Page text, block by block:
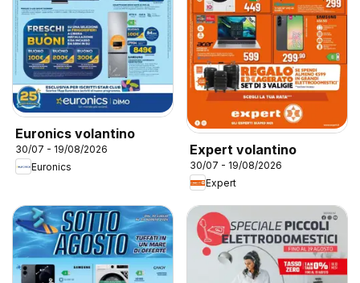
Euronics volantino
30/07 - 19/08/2026
Euronics
Expert volantino
30/07 - 19/08/2026
Expert